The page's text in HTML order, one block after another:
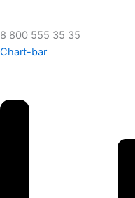
8 800 555 35 35
Chart-bar